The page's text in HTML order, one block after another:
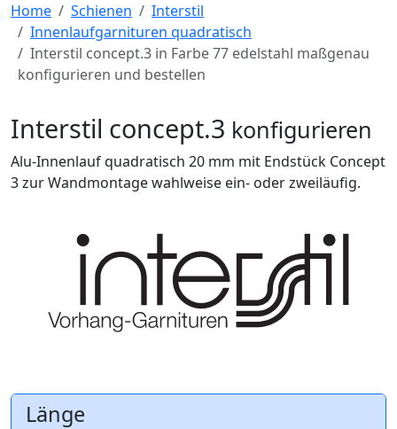
Home Schienen
Interstil
Innenlaufgarnituren quadratisch
Interstil concept.3 in Farbe 77 edelstahl maßgenau
konfigurieren und bestellen
Interstil concept.3 konfigurieren
Alu-Innenlauf quadratisch 20 mm mit Endstück Concept
3 zur Wandmontage wahlweise ein- oder zweiläufig.
Länge